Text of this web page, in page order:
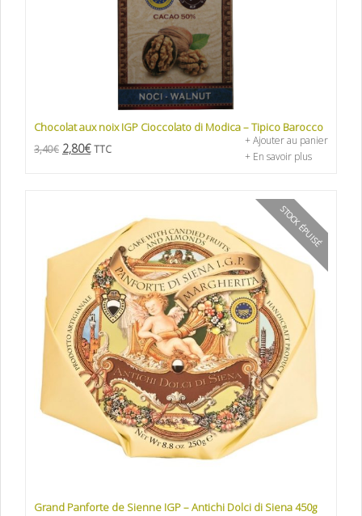
Chocolat aux noix IGP Cioccolato di Modica – Tipico Barocco
3,40€ 2,80€ TTC
+ Ajouter au panier
+ En savoir plus
STOCK ÉPUISÉ
Grand Panforte de Sienne IGP – Antichi Dolci di Siena 450g